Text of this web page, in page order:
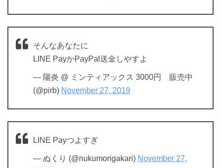
そんなあなたに
LINE PayかPayPal送金しやすよ
— 陽炎 @ ミンティアックス 3000円 販売中
(@pirb) November 27, 2019
LINE Payつよすぎ
— ぬくり (@nukumorigakari) November 27,